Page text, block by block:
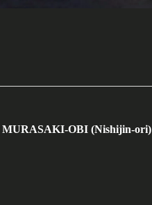
MURASAKI-OBI (Nishijin-ori)